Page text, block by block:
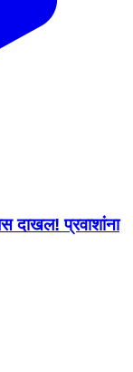
दाखल! प्रवाशांना